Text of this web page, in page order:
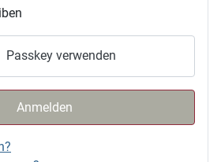
Passkey verwenden
Anmelden